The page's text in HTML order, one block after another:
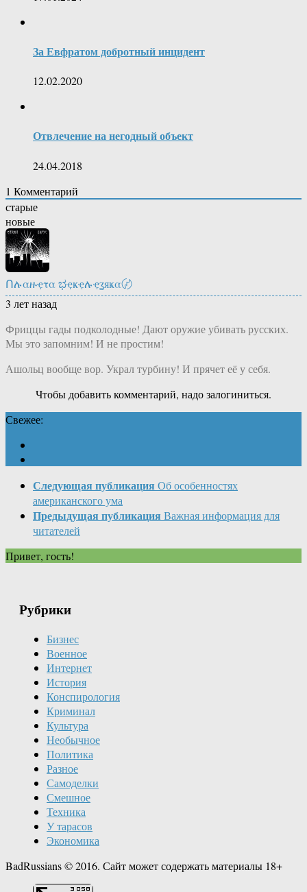
За Евфратом добротный инцидент
12.02.2020
Отвлечение на негодный объект
24.04.2018
1 Комментарий
старые
новые
Ոሉαዙҿτα ಭҿҝҿሉҿʓяҝα〄
3 лет назад
Фриццы гады подколодные! Дают оружие убивать русских.
Мы это запомним! И не простим!
Ашольц вообще вор. Украл турбину! И прячет её у себя.
Чтобы добавить комментарий, надо залогиниться.
Свежее:
Следующая публикация Об особенностях
американского ума
Предыдущая публикация Важная информация для
читателей
Привет, гость!
Рубрики
Бизнес
Военное
Интернет
История
Конспирология
Криминал
Культура
Необычное
Политика
Разное
Самоделки
Смешное
Техника
У тарасов
Экономика
BadRussians © 2016. Сайт может содержать материалы 18+